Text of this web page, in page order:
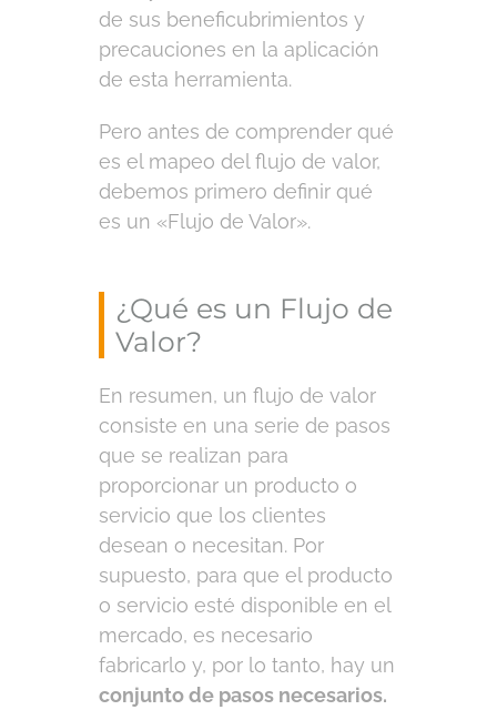
de sus beneficubrimientos y
precauciones en la aplicación
de esta herramienta.
Pero antes de comprender qué
es el mapeo del flujo de valor,
debemos primero definir qué
es un «Flujo de Valor».
¿Qué es un Flujo de
Valor?
En resumen, un flujo de valor
consiste en una serie de pasos
que se realizan para
proporcionar un producto o
servicio que los clientes
desean o necesitan. Por
supuesto, para que el producto
o servicio esté disponible en el
mercado, es necesario
fabricarlo y, por lo tanto, hay un
conjunto de pasos necesarios.